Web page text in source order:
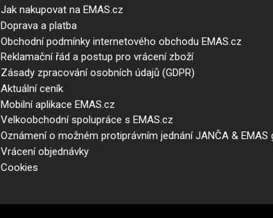
Jak nakupovat na EMAS.cz
Doprava a platba
Obchodní podmínky internetového obchodu EMAS.cz
Reklamační řád a postup pro vrácení zboží
Zásady zpracování osobních údajů (GDPR)
Aktuální ceník
Mobilní aplikace EMAS.cz
Velkoobchodní spolupráce s EMAS.cz
Oznámení o možném protiprávním jednání JANČA & EMAS
Vrácení objednávky
Cookies